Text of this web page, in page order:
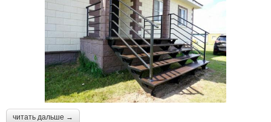
читать дальше →